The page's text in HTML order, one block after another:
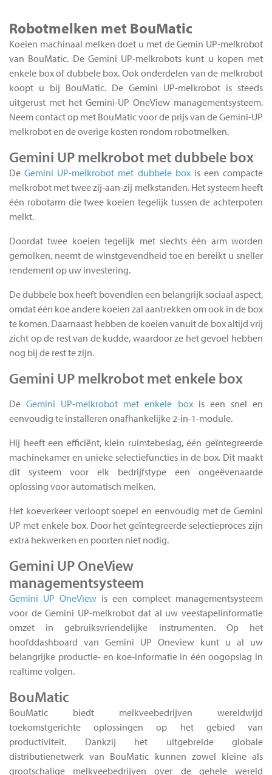
Robotmelken met BouMatic
Koeien machinaal melken doet u met de Gemin UP-melkrobot
van BouMatic. De Gemini UP-melkrobots kunt u kopen met
enkele box of dubbele box. Ook onderdelen van de melkrobot
koopt u bij BouMatic. De Gemini UP-melkrobot is steeds
uitgerust met het Gemini-UP OneView managementsysteem.
Neem contact op met BouMatic voor de prijs van de Gemini-UP
melkrobot en de overige kosten rondom robotmelken.
Gemini UP melkrobot met dubbele box
DeGemini UP-melkrobot met dubbele boxis een compacte
melkrobot met twee zij-aan-zij melkstanden. Het systeem heeft
één robotarm die twee koeien tegelijk tussen de achterpoten
melkt.
Doordat twee koeien tegelijk met slechts één arm worden
gemolken, neemt de winstgevendheid toe en bereikt u sneller
rendement op uw investering.
De dubbele box heeft bovendien een belangrijk sociaal aspect,
omdat één koe andere koeien zal aantrekken om ook in de box
te komen. Daarnaast hebben de koeien vanuit de box altijd vrij
zicht op de rest van de kudde, waardoor ze het gevoel hebben
nog bij de rest te zijn.
Gemini UP melkrobot met enkele box
DeGemini UP-melkrobot met enkele boxis een snel en
eenvoudig te installeren onafhankelijke 2-in-1-module.
Hij heeft een efficiënt, klein ruimtebeslag, één geïntegreerde
machinekamer en unieke selectiefuncties in de box. Dit maakt
dit systeem voor elk bedrijfstype een ongeëvenaarde
oplossing voor automatisch melken.
Het koeverkeer verloopt soepel en eenvoudig met de Gemini
UP met enkele box. Door het geïntegreerde selectieproces zijn
extra hekwerken en poorten niet nodig.
Gemini UP OneView
managementsysteem
Gemini UP OneView is een compleet managementsysteem
voor de Gemini UP-melkrobot dat al uw veestapelinformatie
omzet in gebruiksvriendelijke instrumenten. Op het
hoofddashboard van Gemini UP Oneview kunt u al uw
belangrijke productie- en koe-informatie in één oogopslag in
realtime volgen.
BouMatic
BouMatic biedt melkveebedrijven wereldwijd
toekomstgerichte oplossingen op het gebied van
productiviteit. Dankzij het uitgebreide globale
distributienetwerk van BouMatic kunnen zowel kleine als
grootschalige melkveebedrijven over de gehele wereld